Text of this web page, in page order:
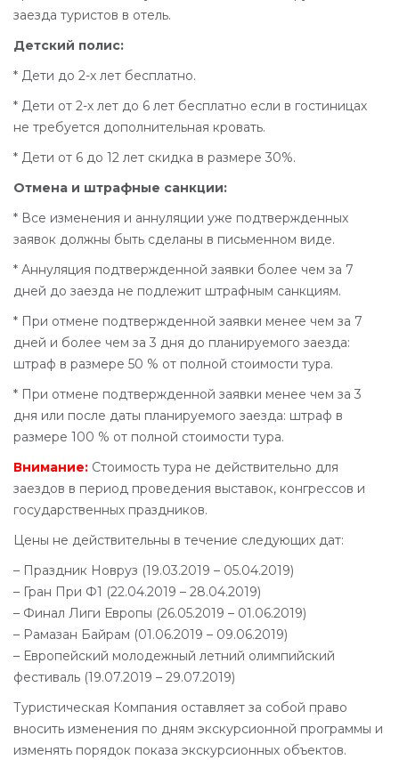
заезда туристов в отель.
Детский полис:
* Дети до 2-х лет бесплатно.
* Дети от 2-х лет до 6 лет бесплатно если в гостиницах
не требуется дополнительная кровать.
* Дети от 6 до 12 лет скидка в размере 30%.
Отмена и штрафные санкции:
* Все изменения и аннуляции уже подтвержденных
заявок должны быть сделаны в письменном виде.
* Аннуляция подтвержденной заявки более чем за 7
дней до заезда не подлежит штрафным санкциям.
* При отмене подтвержденной заявки менее чем за 7
дней и более чем за 3 дня до планируемого заезда:
штраф в размере 50 % от полной стоимости тура.
* При отмене подтвержденной заявки менее чем за 3
дня или после даты планируемого заезда: штраф в
размере 100 % от полной стоимости тура.
Внимание: Стоимость тура не действительно для
заездов в период проведения выставок, конгрессов и
государственных праздников.
Цены не действительны в течение следующих дат:
– Праздник Новруз (19.03.2019 – 05.04.2019)
– Гран При Ф1 (22.04.2019 – 28.04.2019)
– Финал Лиги Европы (26.05.2019 – 01.06.2019)
– Рамазан Байрам (01.06.2019 – 09.06.2019)
– Европейский молодежный летний олимпийский
фестиваль (19.07.2019 – 29.07.2019)
Туристическая Компания оставляет за собой право
вносить изменения по дням экскурсионной программы и
изменять порядок показа экскурсионных объектов.